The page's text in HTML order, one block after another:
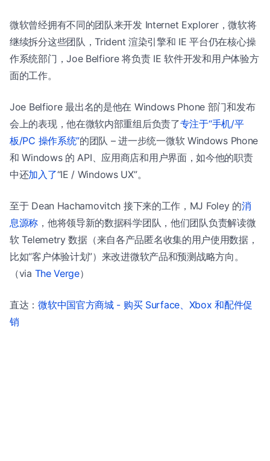
微软曾经拥有不同的团队来开发 Internet Explorer，微软将
继续拆分这些团队，Trident 渲染引擎和 IE 平台仍在核心操
作系统部门，Joe Belfiore 将负责 IE 软件开发和用户体验方
面的工作。
Joe Belfiore 最出名的是他在 Windows Phone 部门和发布
会上的表现，他在微软内部重组后负责了专注于“手机/平
板/PC 操作系统”的团队 – 进一步统一微软 Windows Phone
和 Windows 的 API、应用商店和用户界面，如今他的职责
中还加入了“IE / Windows UX”。
至于 Dean Hachamovitch 接下来的工作，MJ Foley 的消
息源称 ，他将领导新的数据科学团队，他们团队负责解读微
软 Telemetry 数据（来自各产品匿名收集的用户使用数据，
比如“客户体验计划”）来改进微软产品和预测战略方向。
（via The Verge）
直达：微软中国官方商城 - 购买 Surface、Xbox 和配件促
销